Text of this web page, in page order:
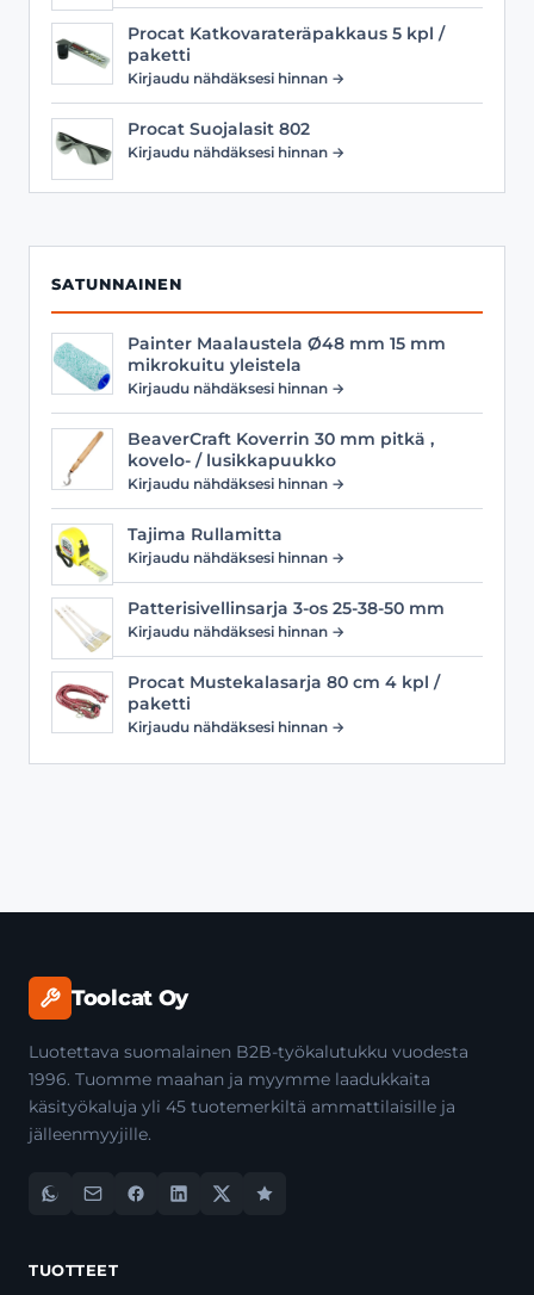
Procat Katkovarateräpakkaus 5 kpl /
paketti
Kirjaudu nähdäksesi hinnan →
Procat Suojalasit 802
Kirjaudu nähdäksesi hinnan →
SATUNNAINEN
Painter Maalaustela Ø48 mm 15 mm
mikrokuitu yleistela
Kirjaudu nähdäksesi hinnan →
BeaverCraft Koverrin 30 mm pitkä ,
kovelo- / lusikkapuukko
Kirjaudu nähdäksesi hinnan →
Tajima Rullamitta
Kirjaudu nähdäksesi hinnan →
Patterisivellinsarja 3-os 25-38-50 mm
Kirjaudu nähdäksesi hinnan →
Procat Mustekalasarja 80 cm 4 kpl /
paketti
Kirjaudu nähdäksesi hinnan →
Toolcat Oy
Luotettava suomalainen B2B-työkalutukku vuodesta
1996. Tuomme maahan ja myymme laadukkaita
käsityökaluja yli 45 tuotemerkiltä ammattilaisille ja
jälleenmyyjille.
TUOTTEET